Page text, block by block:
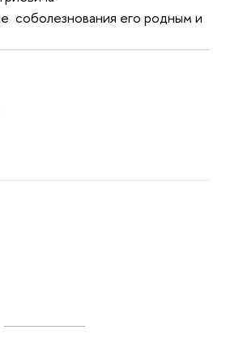
соболезнования его родным и